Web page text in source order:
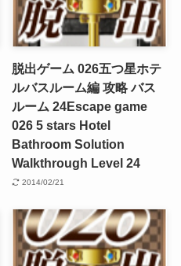
脱出ゲーム 026五つ星ホテ
ルバスルーム編 攻略 バス
ルーム 24Escape game
026 5 stars Hotel
Bathroom Solution
Walkthrough Level 24
2014/02/21